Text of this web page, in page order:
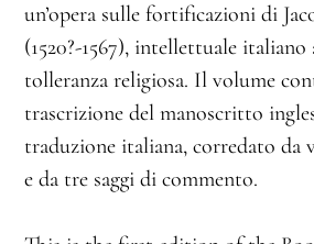
un’opera sulle fortificazioni di
(1520?-1567), intellettuale
tolleranza religiosa. Il volume
trascrizione del manoscritto
traduzione italiana, corredato da
e da tre saggi di commento.